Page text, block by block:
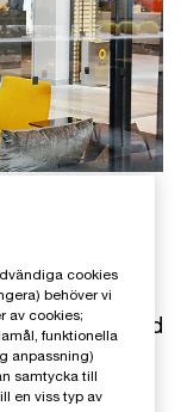
revision
Du får bland
inom
cookies
behöver vi
av cookies;
funktionella
anpassning)
samtycka till
en viss typ av